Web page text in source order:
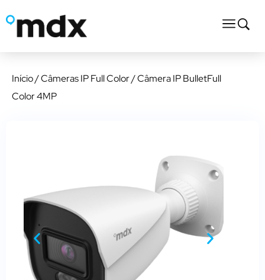
Início/Câmeras IP Full Color/ Câmera IP BulletFull
Color 4MP